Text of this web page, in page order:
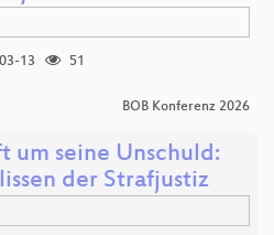
13
51
BOB Konferenz 2026
um seine Unschuld:
der Strafjustiz